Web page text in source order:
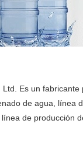
Es un
de agua, línea
de producción